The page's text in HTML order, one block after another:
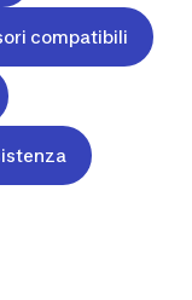
compatibili